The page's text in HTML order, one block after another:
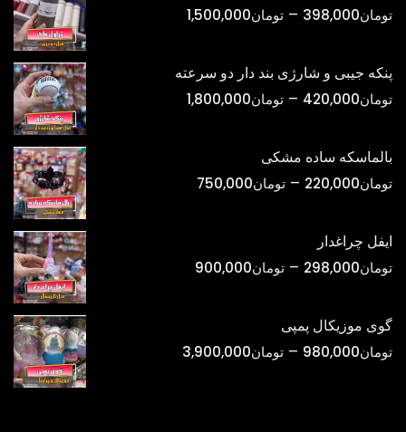
تومان398,000
– تومان1,500,000محدوده
پنکه جیبی و شارژی بند دار دو سرعته
تومان420,000
– تومان1,800,000محدوده
تومان420,000
بالماسکه ساده مشکی
تومان220,000
– تومان750,000
تومان750,000
ایفل چراغدار
تومان298,000
– تومان900,000
تومان900,000
گوی موزیکال پمپی
تومان980,000
– تومان3,900,000